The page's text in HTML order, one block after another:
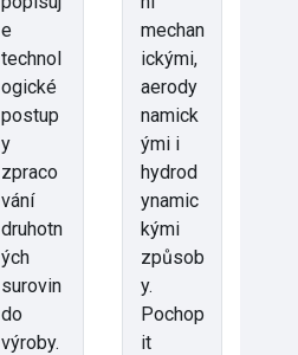
e
technol
ogické
postup
y
zpraco
vání
druhotn
ých
surovin
do
výroby.
mechan
ickými,
aerody
namick
ými i
hydrod
ynamic
kými
způsob
y.
Pochop
it